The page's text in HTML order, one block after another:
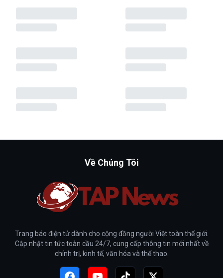
Về Chúng Tôi
Trang báo điện tử dành cho cộng đồng người Việt toàn thế giới.
Cập nhật tin tức toàn cầu 24/7, cung cấp thông tin mới nhất về
chính trị, kinh tế, văn hóa và thể thao.